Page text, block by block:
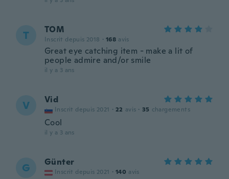
T TOM
Inscrit depuis 2018 · 168 avis
Great eye catching item - make a lit of
people admire and/or smile
il y a 3 ans
V Vid
Inscrit depuis 2021 · 22 avis · 35 chargements
Cool
il y a 3 ans
G Günter
Inscrit depuis 2021 · 140 avis